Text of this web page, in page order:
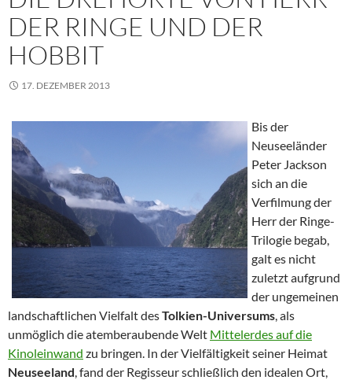
DER RINGE UND DER
HOBBIT
17. DEZEMBER 2013
Bis der
Neuseeländer
Peter Jackson
sich an die
Verfilmung der
Herr der Ringe-
Trilogie begab,
galt es nicht
zuletzt aufgrund
der ungemeinen
landschaftlichen Vielfalt desTolkien-Universums, als
unmöglich die atemberaubende Welt Mittelerdes auf die
Kinoleinwand zu bringen. In der Vielfältigkeit seiner Heimat
Neuseeland, fand der Regisseur schließlich den idealen Ort,